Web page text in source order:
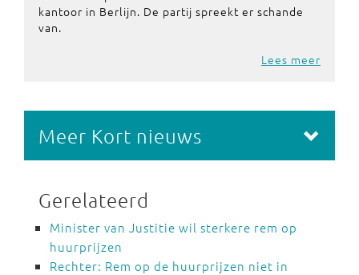
kantoor in Berlijn. De partij spreekt er schande
van.
Lees meer
Meer Kort nieuws
Gerelateerd
Minister van Justitie wil sterkere rem op
huurprijzen
Rechter: Rem op de huurprijzen niet in